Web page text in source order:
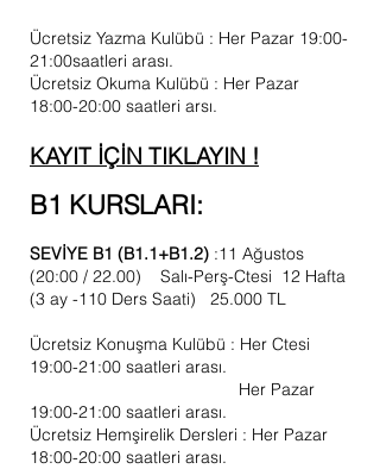
Ücretsiz Yazma Kulübü : Her Pazar 19:00-
21:00saatleri arası.
Ücretsiz Okuma Kulübü : Her Pazar
18:00-20:00 saatleri arsı.
KAYIT İÇİN TIKLAYIN !
B1 KURSLARI:
SEVİYE B1 (B1.1+B1.2) :11 Ağustos
(20:00 / 22.00) Salı-Perş-Ctesi 12 Hafta
(3 ay -110 Ders Saati) 25.000 TL
Ücretsiz Konuşma Kulübü : Her Ctesi
19:00-21:00 saatleri arası.
Her Pazar
19:00-21:00 saatleri arası.
Ücretsiz Hemşirelik Dersleri : Her Pazar
18:00-20:00 saatleri arası.